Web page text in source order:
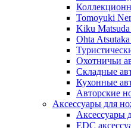
Tomoyuki
Kiku
Ohta
Охотничьи
Складные
Кухонные
Авторские
Аксессуары для
Аксессуары
EDC